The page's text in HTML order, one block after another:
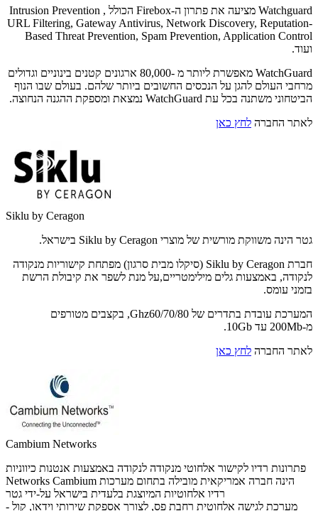
Watchguard מציעה את פתרון ה-Firebox הכולל Intrusion Prevention ,
URL Filtering, Gateway Antivirus, Network Discovery, Reputation-
Based Threat Prevention, Spam Prevention, Application Control
ועוד.
WatchGuard מאפשרת ליותר מ -80,000 ארגונים קטנים בינוניים וגדולים
מרחבי העולם להגן על הנכסים החשובים ביותר שלהם. בעולם שבו הנוף
הביטחוני משתנה בכל עת WatchGuard נמצאת ומספקת ההגנה הנחוצה.
לאתר החברה לחץ כאן
Siklu by Ceragon
גטר הינה משווקת מורשית של מוצרי Siklu by Ceragon בישראל.
חברת Siklu by Ceragon (סיקלו מבית סרגון) מפתחת קישוריות מנקודה
לנקודה, באמצעות גלים מילימטריים,על מנת לשפר את קיבולת הרשת
בזמני עומס.
המערכת עובדת בתדרים של Ghz60/70/80, בקצבים מטורפים
מ-200Mb עד 10Gb.
לאתר החברה לחץ כאן
Cambium Networks
פתרונות רדיו לקישור אלחוטי מנקודה לנקודה באמצעות אנטנות כיווניות
Networks Cambium הינה חברה אמריקאית מובילה בתחום מערכות
רדיו אלחוטיות המיוצגת בלעדית בישראל על-ידי גטר
- מערכת לגישה אלחוטית רחבת פס, לצורך אספקת שירותי וידאו, קול